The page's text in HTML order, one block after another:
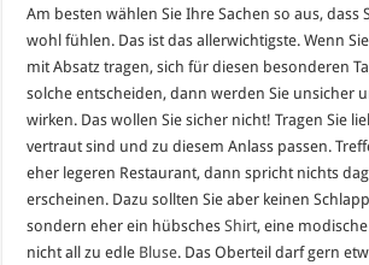
Am besten wählen Sie Ihre Sachen so aus, dass
wohl fühlen. Das ist das allerwichtigste. Wenn
mit Absatz tragen, sich für diesen besonderen
solche entscheiden, dann werden Sie unsicher
wirken. Das wollen Sie sicher nicht! Tragen Sie
vertraut sind und zu diesem Anlass passen.
eher legeren Restaurant, dann spricht nichts
erscheinen. Dazu sollten Sie aber keinen
sondern eher ein hübschesShirt, eine
nicht all zu edle Bluse. Das Oberteil darf gern